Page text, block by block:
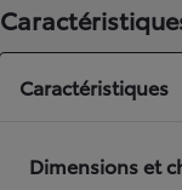
Caractéristiques
Dimensions et